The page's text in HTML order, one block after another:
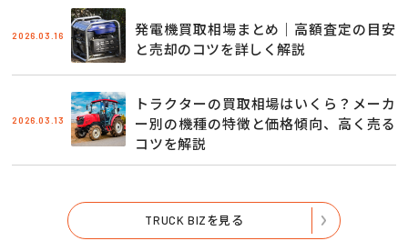
2026.03.16
発電機買取相場まとめ｜高額査定の目安
と売却のコツを詳しく解説
2026.03.13
トラクターの買取相場はいくら？メーカ
ー別の機種の特徴と価格傾向、高く売る
コツを解説
TRUCK BIZを見る